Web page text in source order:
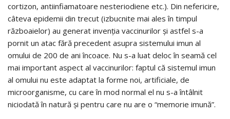
cortizon, antiinfiamatoare nesteriodiene etc.). Din nefericire,
câteva epidemii din trecut (izbucnite mai ales în timpul
războaielor) au generat invenţia vaccinurilor şi astfel s-a
pornit un atac fără precedent asupra sistemului imun al
omului de 200 de ani încoace. Nu s-a luat deloc în seamă cel
mai important aspect al vaccinurilor: faptul că sistemul imun
al omului nu este adaptat la forme noi, artificiale, de
microorganisme, cu care în mod normal el nu s-a întâlnit
niciodată în natură şi pentru care nu are o “memorie imună”.